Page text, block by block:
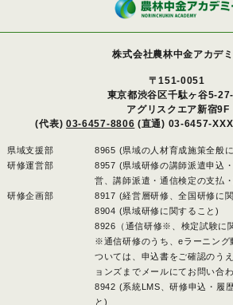
株式会社農林中金アカデ
〒151-0051
東京都渋谷区千駄ヶ谷5-
アグリスクエア新宿9F
(代表) 03-6457-8806 (直通) 03-6457-
県域支援部
8965 (県域の人材育成施策全般
研修運営部
8957 (県域研修の講師派遣申込
営、講師派遣・通信検定の支払
研修企画部
8917 (経営層研修、全国研修に
8904 (県域研修に関すること)
8926（通信研修※、検定試験に
※通信研修のうち、eラーニング
ついては、申込書をご確認のう
ョンズまでメールにてお問い合
8942 (系統LMS、研修申込・履
と)